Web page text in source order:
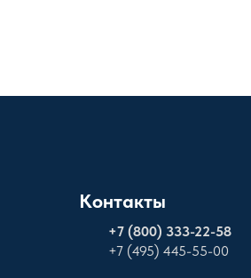
Контакты
+7 (800) 333-22-58
+7 (495) 445-55-00